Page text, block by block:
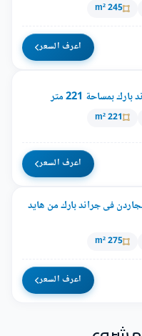
245 m²
اعرف السعر
بمساحة 221 متر
221 m²
اعرف السعر
للبيع بجاردن فى جراند بارك من هايد
275 m²
اعرف السعر